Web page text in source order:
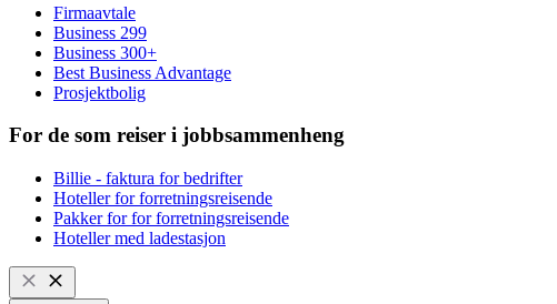
Firmaavtale
Business 299
Business 300+
Best Business Advantage
Prosjektbolig
For de som reiser i jobbsammenheng
Billie - faktura for bedrifter
Hoteller for forretningsreisende
Pakker for for forretningsreisende
Hoteller med ladestasjon